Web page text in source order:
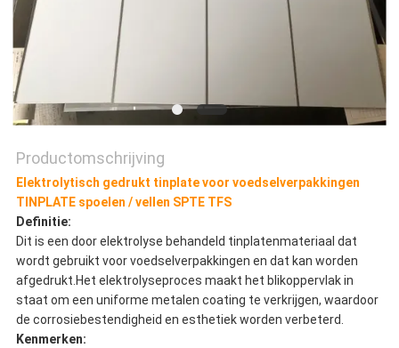
Productomschrijving
Elektrolytisch gedrukt tinplate voor voedselverpakkingen
TINPLATE spoelen / vellen SPTE TFS
Definitie:
Dit is een door elektrolyse behandeld tinplatenmateriaal dat
wordt gebruikt voor voedselverpakkingen en dat kan worden
afgedrukt.Het elektrolyseproces maakt het blikoppervlak in
staat om een uniforme metalen coating te verkrijgen, waardoor
de corrosiebestendigheid en esthetiek worden verbeterd.
Kenmerken: